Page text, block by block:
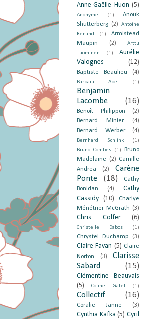
Anne-Gaëlle Huon (5)
Anonyme (1)
Anouk
Shutterberg (2)
Antoine
Renand
(1)
Armistead
Maupin
(2)
Arttu
Tuominen
(1)
Aurélie
Valognes
(12)
Baptiste Beaulieu (4)
Barbara Abel (1)
Benjamin
Lacombe
(16)
Benoît Philippon
(2)
Bernard Minier
(4)
Bernard Werber
(4)
Bernhard Schlink
(1)
Bruno Combes
(1)
Bruno
Madelaine
(2) Camille
Andrea
(2)
Carène
Ponte
(18)
Cathy
Bonidan
(4)
Cathy
Cassidy (10)
Charlye
Ménétrier McGrath (3)
Chris Colfer (6)
Christelle Dabos (1)
Chrystel Duchamp (3)
Claire Favan (5) Claire
Norton
(3)
Clarisse
Sabard
(15)
Clémentine Beauvais
(5)
Coline Gatel (1)
Collectif (16)
Coralie Janne (3)
Cynthia Kafka (5) Cyril